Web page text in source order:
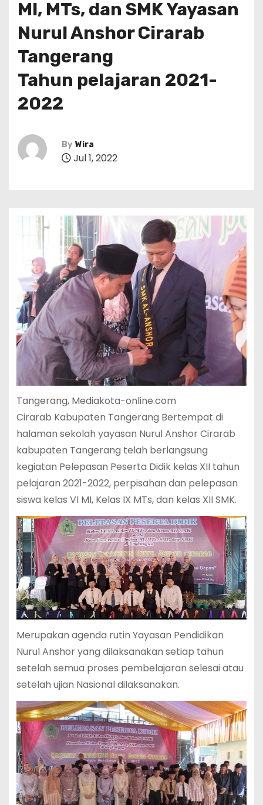
MI, MTs, dan SMK Yayasan
Nurul Anshor Cirarab
Tangerang
Tahun pelajaran 2021-
2022
By Wira
Jul 1, 2022
Tangerang, Mediakota-online.com
Cirarab Kabupaten Tangerang Bertempat di
halaman sekolah yayasan Nurul Anshor Cirarab
kabupaten Tangerang telah berlangsung
kegiatan Pelepasan Peserta Didik kelas XII tahun
pelajaran 2021-2022, perpisahan dan pelepasan
siswa kelas VI MI, Kelas IX MTs, dan kelas XII SMK.
Merupakan agenda rutin Yayasan Pendidikan
Nurul Anshor yang dilaksanakan setiap tahun
setelah semua proses pembelajaran selesai atau
setelah ujian Nasional dilaksanakan.